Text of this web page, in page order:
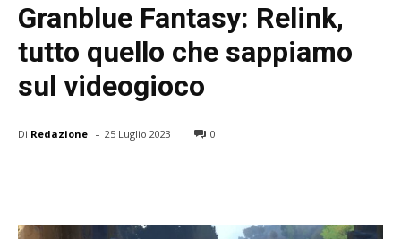
Granblue Fantasy: Relink,
tutto quello che sappiamo
sul videogioco
Di Redazione - 25 Luglio 2023 0